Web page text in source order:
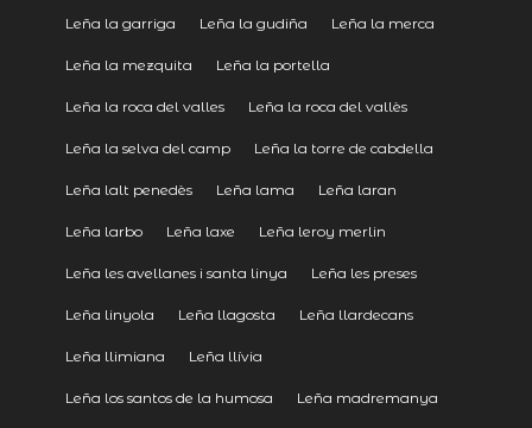
Leña la garriga Leña la gudiña Leña la merca
Leña la mezquita Leña la portella
Leña la roca del valles Leña la roca del vallès
Leña la selva del camp Leña la torre de cabdella
Leña lalt penedès Leña lama Leña laran
Leña larbo Leña laxe Leña leroy merlin
Leña les avellanes i santa linya Leña les preses
Leña linyola Leña llagosta Leña llardecans
Leña llimiana Leña llívia
Leña los santos de la humosa Leña madremanya